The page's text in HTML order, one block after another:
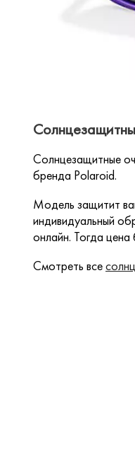
Солнцезащитные
бренда Polaroid.
Модель защитит
индивидуальный
онлайн. Тогда цена
Смотреть все